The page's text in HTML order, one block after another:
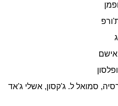
אישם
, סמואל ל. ג'קסון, אשלי ג'אד